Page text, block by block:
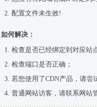
配置文件未生效!
如何解决：
检查是否已经绑定到对应站
检查端口是否正确；
若您使用了CDN产品，请尝
普通网站访客，请联系网站